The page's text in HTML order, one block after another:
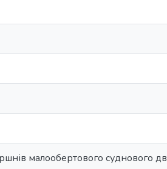
малообертового суднового